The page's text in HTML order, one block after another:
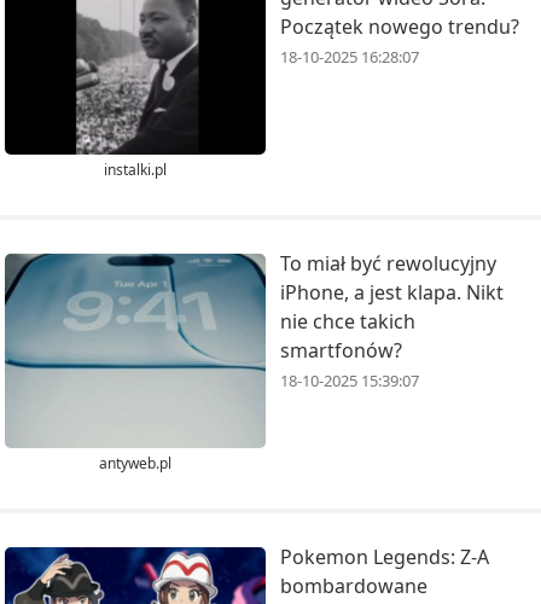
instalki.pl
Początek nowego trendu?
18-10-2025 16:28:07
antyweb.pl
To miał być rewolucyjny
iPhone, a jest klapa. Nikt
nie chce takich
smartfonów?
18-10-2025 15:39:07
Pokemon Legends: Z-A
bombardowane